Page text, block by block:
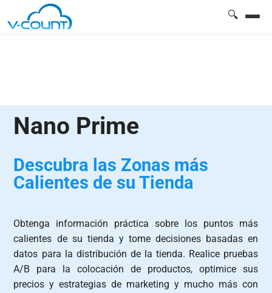
🔍
Nano Prime
Descubra las Zonas más
Calientes de su Tienda
Obtenga información práctica sobre los puntos más
calientes de su tienda y tome decisiones basadas en
datos para la distribución de la tienda. Realice pruebas
A/B para la colocación de productos, optimice sus
precios y estrategias de marketing y mucho más con